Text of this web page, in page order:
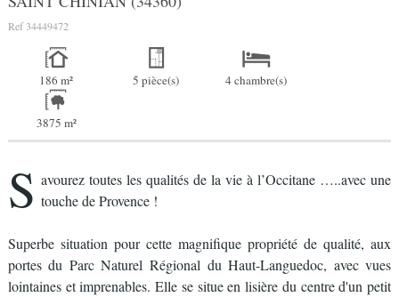
Ref 34449472
186 m² 5 pièce(s) 4 chambre(s)
3875 m²
S avourez toutes les qualités de la vie à l’Occitane …..avec une
touche de Provence !
Superbe situation pour cette magnifique propriété de qualité, aux
portes du Parc Naturel Régional du Haut-Languedoc, avec vues
lointaines et imprenables. Elle se situe en lisière du centre d'un petit